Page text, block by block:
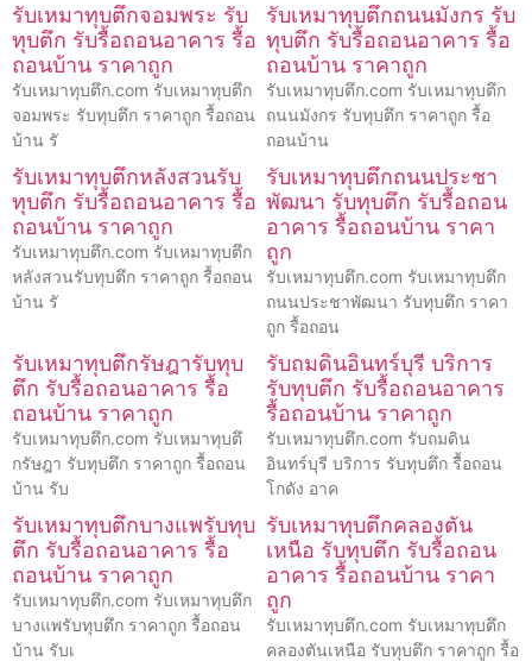
รับเหมาทุบตึกจอมพระ รับ
ทุบตึก รับรื้อถอนอาคาร รื้อ
ถอนบ้าน ราคาถูก
รับเหมาทุบตึก.com รับเหมาทุบตึก
จอมพระ รับทุบตึก ราคาถูก รื้อถอน
บ้าน รั
รับเหมาทุบตึกถนนมังกร รับ
ทุบตึก รับรื้อถอนอาคาร รื้อ
ถอนบ้าน ราคาถูก
รับเหมาทุบตึก.com รับเหมาทุบตึก
ถนนมังกร รับทุบตึก ราคาถูก รื้อ
ถอนบ้าน
รับเหมาทุบตึกหลังสวนรับ
ทุบตึก รับรื้อถอนอาคาร รื้อ
ถอนบ้าน ราคาถูก
รับเหมาทุบตึก.com รับเหมาทุบตึก
หลังสวนรับทุบตึก ราคาถูก รื้อถอน
บ้าน รั
รับเหมาทุบตึกถนนประชา
พัฒนา รับทุบตึก รับรื้อถอน
อาคาร รื้อถอนบ้าน ราคา
ถูก
รับเหมาทุบตึก.com รับเหมาทุบตึก
ถนนประชาพัฒนา รับทุบตึก ราคา
ถูก รื้อถอน
รับเหมาทุบตึกรัษฎารับทุบ
ตึก รับรื้อถอนอาคาร รื้อ
ถอนบ้าน ราคาถูก
รับเหมาทุบตึก.com รับเหมาทุบตึ
กรัษฎา รับทุบตึก ราคาถูก รื้อถอน
บ้าน รับ
รับถมดินอินทร์บุรี บริการ
รับทุบตึก รับรื้อถอนอาคาร
รื้อถอนบ้าน ราคาถูก
รับเหมาทุบตึก.com รับถมดิน
อินทร์บุรี บริการ รับทุบตึก รื้อถอน
โกดัง อาค
รับเหมาทุบตึกบางแพรับทุบ
ตึก รับรื้อถอนอาคาร รื้อ
ถอนบ้าน ราคาถูก
รับเหมาทุบตึก.com รับเหมาทุบตึก
บางแพรับทุบตึก ราคาถูก รื้อถอน
บ้าน รับเ
รับเหมาทุบตึกคลองตัน
เหนือ รับทุบตึก รับรื้อถอน
อาคาร รื้อถอนบ้าน ราคา
ถูก
รับเหมาทุบตึก.com รับเหมาทุบตึก
คลองตันเหนือ รับทุบตึก ราคาถูก รื้อ